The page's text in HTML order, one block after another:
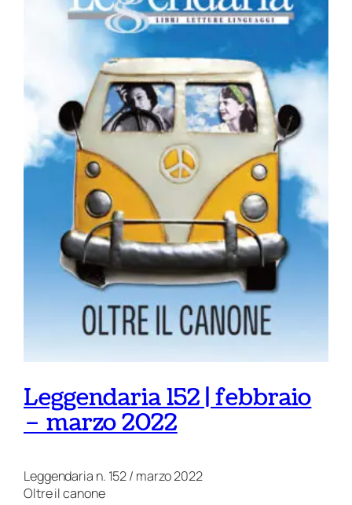
Leggendaria 152 | febbraio
– marzo 2022
Leggendaria n. 152 / marzo 2022
Oltre il canone